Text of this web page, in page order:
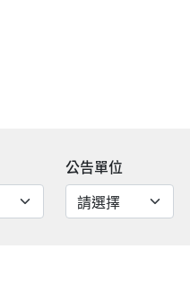
公告單位